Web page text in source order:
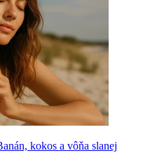
kokos a vôňa slanej